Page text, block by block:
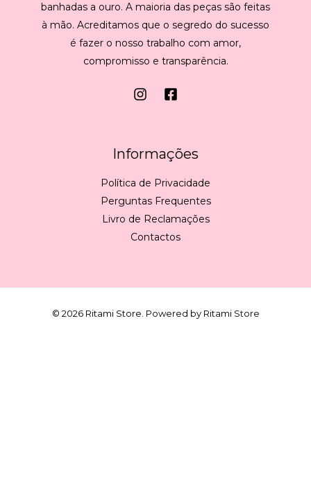
banhadas a ouro. A maioria das peças são feitas
à mão. Acreditamos que o segredo do sucesso
é fazer o nosso trabalho com amor,
compromisso e transparência.
Informações
Política de Privacidade
Perguntas Frequentes
Livro de Reclamações
Contactos
© 2026 Ritami Store. Powered by Ritami Store